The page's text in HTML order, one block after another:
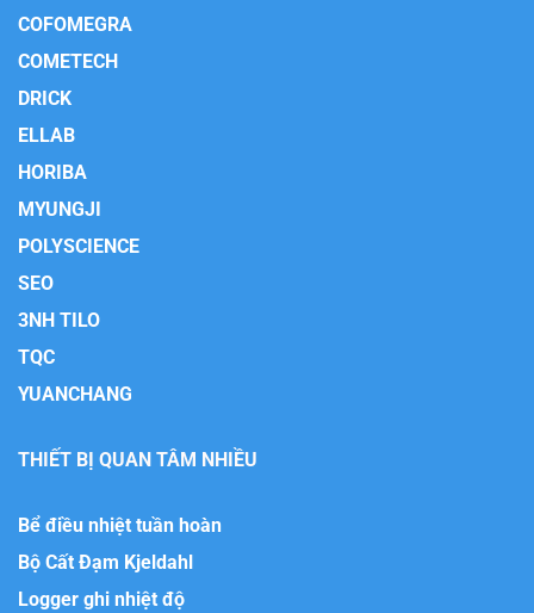
COFOMEGRA
COMETECH
DRICK
ELLAB
HORIBA
MYUNGJI
POLYSCIENCE
SEO
3NH TILO
TQC
YUANCHANG
THIẾT BỊ QUAN TÂM NHIỀU
Bể điều nhiệt tuần hoàn
Bộ Cất Đạm Kjeldahl
Logger ghi nhiệt độ